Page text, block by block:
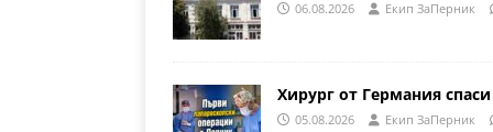
06.08.2026 Eкип ЗаПерник
Хирург от Германия
05.08.2026 Eкип ЗаПерник